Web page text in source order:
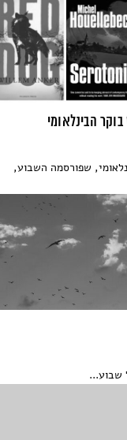
הבינלאומי
שפורסמה השבוע,
שבוע...